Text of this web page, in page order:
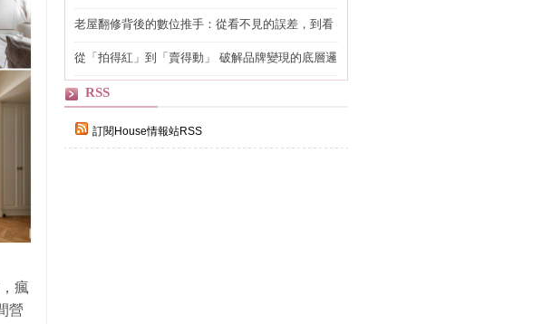
瘋
營
老屋翻修背後的數位推手：從看不見的誤差，到看
從「拍得紅」到「賣得動」 破解品牌變現的底層邏
RSS
訂閱House情報站RSS